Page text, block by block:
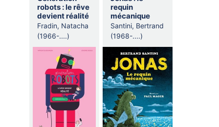
robots : le rêve
devient réalité
Fradin, Natacha
(1966-....)
requin
mécanique
Santini, Bertrand
(1968-....)